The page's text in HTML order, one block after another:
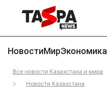
НовостиМирЭкономика
Все новости Казахстана и мира
Новости Казахстана